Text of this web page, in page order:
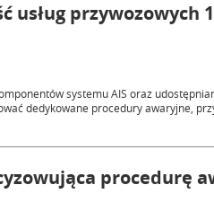
usług przywozowych
systemu AIS oraz
dedykowane procedury awaryjne,
procedurę